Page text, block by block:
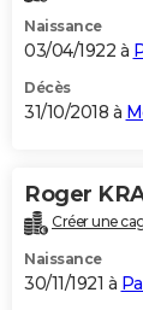
Naissance
03/04/1922 à
Décès
31/10/2018 à
Roger
Créer une
Naissance
30/11/1921 à